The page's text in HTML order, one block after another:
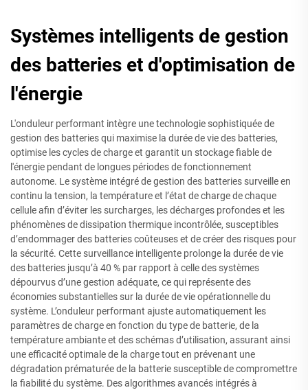
Systèmes intelligents de gestion
des batteries et d'optimisation de
l'énergie
L'onduleur performant intègre une technologie sophistiquée de
gestion des batteries qui maximise la durée de vie des batteries,
optimise les cycles de charge et garantit un stockage fiable de
l'énergie pendant de longues périodes de fonctionnement
autonome. Le système intégré de gestion des batteries surveille en
continu la tension, la température et l’état de charge de chaque
cellule afin d’éviter les surcharges, les décharges profondes et les
phénomènes de dissipation thermique incontrôlée, susceptibles
d’endommager des batteries coûteuses et de créer des risques pour
la sécurité. Cette surveillance intelligente prolonge la durée de vie
des batteries jusqu’à 40 % par rapport à celle des systèmes
dépourvus d’une gestion adéquate, ce qui représente des
économies substantielles sur la durée de vie opérationnelle du
système. L’onduleur performant ajuste automatiquement les
paramètres de charge en fonction du type de batterie, de la
température ambiante et des schémas d’utilisation, assurant ainsi
une efficacité optimale de la charge tout en prévenant une
dégradation prématurée de la batterie susceptible de compromettre
la fiabilité du système. Des algorithmes avancés intégrés à